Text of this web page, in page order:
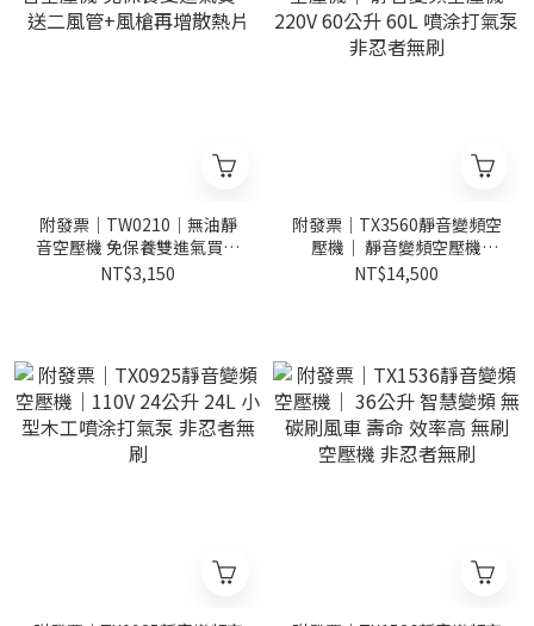
附發票｜TW0210｜無油靜
音空壓機 免保養雙進氣買一
送二風管+風槍再增散熱片
NT$3,150
附發票｜TX3560靜音變頻空
壓機｜ 靜音變頻空壓機
220V 60公升 60L 噴涂打氣
NT$14,500